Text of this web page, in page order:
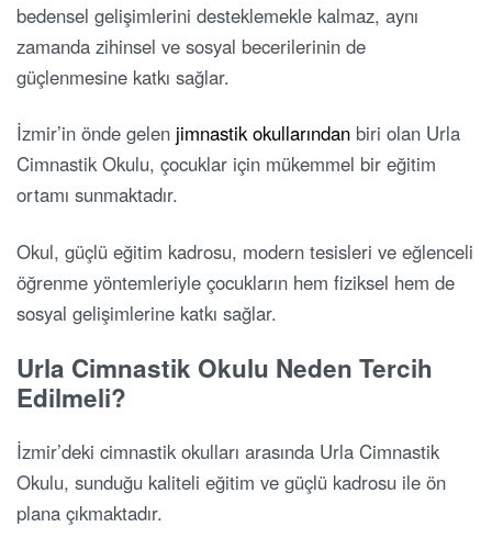
bedensel gelişimlerini desteklemekle kalmaz, aynı
zamanda zihinsel ve sosyal becerilerinin de
güçlenmesine katkı sağlar.
İzmir’in önde gelen jimnastik okullarından biri olan Urla
Cimnastik Okulu, çocuklar için mükemmel bir eğitim
ortamı sunmaktadır.
Okul, güçlü eğitim kadrosu, modern tesisleri ve eğlenceli
öğrenme yöntemleriyle çocukların hem fiziksel hem de
sosyal gelişimlerine katkı sağlar.
Urla Cimnastik Okulu Neden Tercih
Edilmeli?
İzmir’deki cimnastik okulları arasında Urla Cimnastik
Okulu, sunduğu kaliteli eğitim ve güçlü kadrosu ile ön
plana çıkmaktadır.